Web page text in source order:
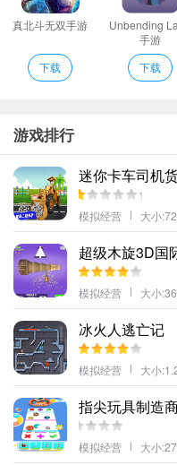
的挑战玩法。
你需要繁育更多的后代然你
不同的挑战。
模拟狼生亮点
狸和浣熊再到野牛和公牛应有
更多不同挑战玩法你可以慢
完成更多任务。
更好的进行思考想出更多不
利完成更多任务。
游戏挑战丰富享受一起狩猎盛
模拟狼生评价
1、战斗竞技场模式你将与其
争！
2、在游戏中不断的进行各
的敌人你需要勇往直前发起不
3、面对各种不同的生存挑战
击来为自己创造更好的生存条
4、合理的使用不同挑战道具
真北斗无双手游
下载
Unbending
手游
下载
游戏排行
迷你卡车司机
模拟经营 大小
超级木旋3D国
模拟经营 大小
冰火人逃亡记
模拟经营 大小
指尖玩具制造
模拟经营 大小